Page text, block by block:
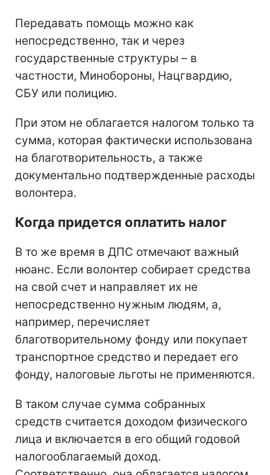
Передавать помощь можно как
непосредственно, так и через
государственные структуры – в
частности, Минобороны, Нацгвардию,
СБУ или полицию.
При этом не облагается налогом только та
сумма, которая фактически использована
на благотворительность, а также
документально подтвержденные расходы
волонтера.
Когда придется оплатить налог
В то же время в ДПС отмечают важный
нюанс. Если волонтер собирает средства
на свой счет и направляет их не
непосредственно нужным людям, а,
например, перечисляет
благотворительному фонду или покупает
транспортное средство и передает его
фонду, налоговые льготы не применяются.
В таком случае сумма собранных
средств считается доходом физического
лица и включается в его общий годовой
налогооблагаемый доход.